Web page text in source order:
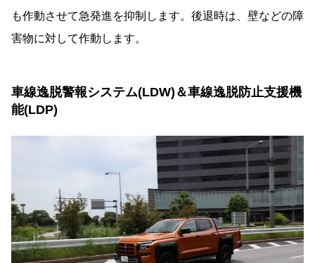
も作動させて急発進を抑制します。後退時は、壁などの障
害物に対して作動します。
車線逸脱警報システム(LDW)＆車線逸脱防止支援機
能(LDP)